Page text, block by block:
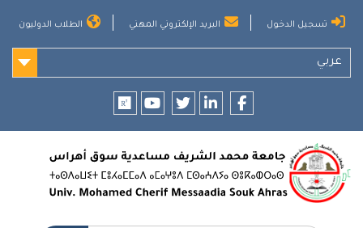
تسجيل الدخول البريد الإلكتروني المهني الطلاب الدوليون
عربي